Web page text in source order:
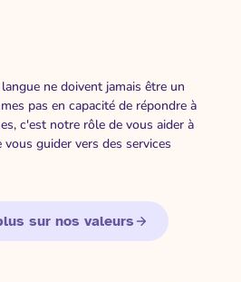
ne doivent jamais être un
pas en capacité de répondre à
c'est notre rôle de vous aider à
guider vers des services
sur nos valeurs